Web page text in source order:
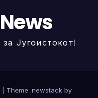
Југоистокот!
Theme: newstack by